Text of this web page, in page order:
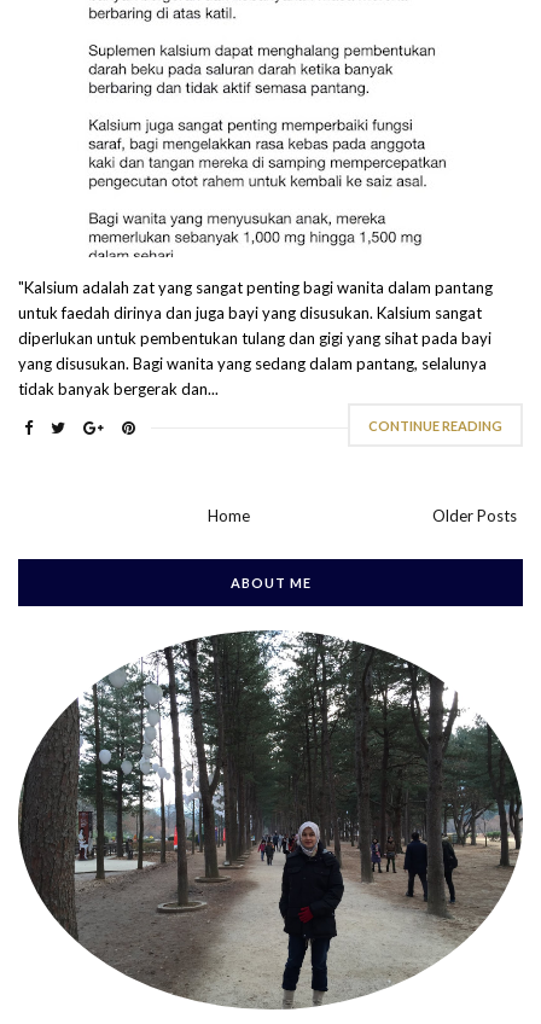
"Kalsium adalah zat yang sangat penting bagi wanita dalam pantang
untuk faedah dirinya dan juga bayi yang disusukan. Kalsium sangat
diperlukan untuk pembentukan tulang dan gigi yang sihat pada bayi
yang disusukan. Bagi wanita yang sedang dalam pantang, selalunya
tidak banyak bergerak dan...
CONTINUE READING
Older Posts
Home
ABOUT ME